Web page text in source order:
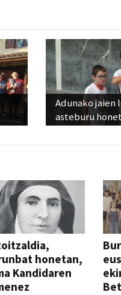
Adunako jaien
asteburu
honetan,
Kandidaren